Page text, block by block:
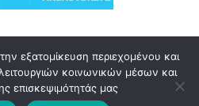
e-press.gr
εξατομίκευση περιεχομένου και
κοινωνικών μέσων και
επισκεψιμότητάς μας